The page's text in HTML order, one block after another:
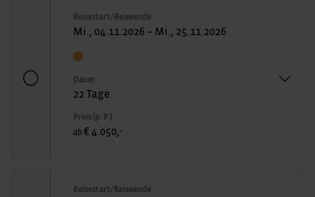
Reisestart/Reiseende
Mi., 04.11.2026 – Mi., 25.11.2026
Dauer
22 Tage
Preis (p. P.)
ab € 4.050,-
Reisestart/Reiseende